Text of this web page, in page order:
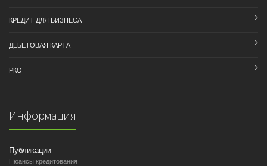
КРЕДИТ ДЛЯ БИЗНЕСА
ДЕБЕТОВАЯ КАРТА
РКО
Информация
Публикации
Нюансы кредитования